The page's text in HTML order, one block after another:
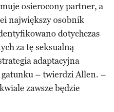
osierocony partner, a
największy osobnik
dotychczas
za tę seksualną
adaptacyjna
– twierdzi Allen. –
zawsze będzie